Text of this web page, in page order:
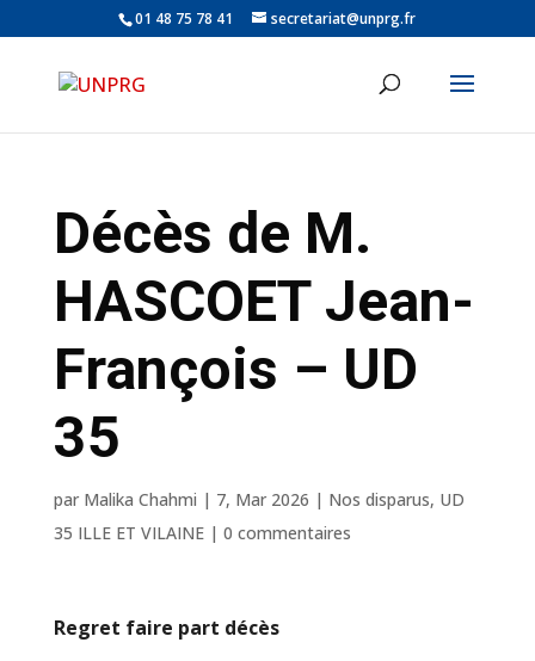
01 48 75 78 41 secretariat@unprg.fr
Décès de M.
HASCOET Jean-
François – UD
35
par Malika Chahmi | 7, Mar 2026 | Nos disparus, UD
35 ILLE ET VILAINE| 0 commentaires
Regret faire part décès